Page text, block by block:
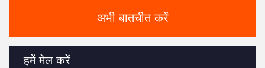
अभी बातचीत करें
हमें मेल करें